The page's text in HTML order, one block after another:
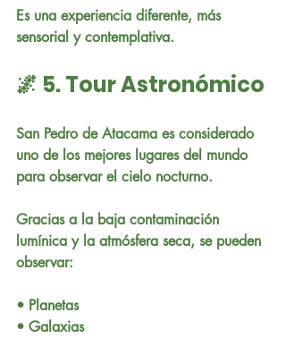
Es una experiencia diferente, más
sensorial y contemplativa.
🌌 5. Tour Astronómico
San Pedro de Atacama es considerado
uno de los mejores lugares del mundo
para observar el cielo nocturno.
Gracias a la baja contaminación
lumínica y la atmósfera seca, se pueden
observar:
• Planetas
• Galaxias